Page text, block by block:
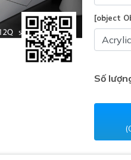
Sen tắm
Combo thiết bị vệ
[object
Số